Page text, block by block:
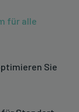
für alle
Sie